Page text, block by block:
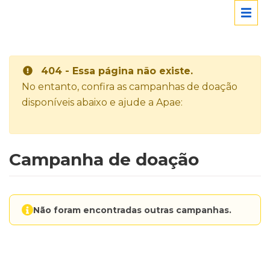
404 - Essa página não existe.
No entanto, confira as campanhas de doação
disponíveis abaixo e ajude a Apae:
Campanha de doação
Não foram encontradas outras campanhas.